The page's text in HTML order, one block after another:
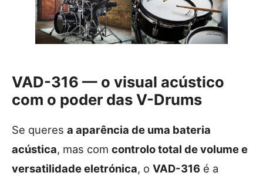
VAD-316 — o visual acústico
com o poder das V-Drums
Se queres a aparência de uma bateria
acústica, mas com controlo total de volume e
versatilidade eletrónica, o VAD-316 é a